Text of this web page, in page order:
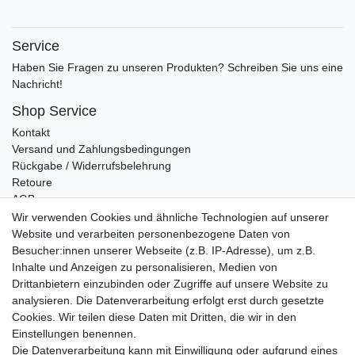
Service
Haben Sie Fragen zu unseren Produkten? Schreiben Sie uns eine
Nachricht!
Shop Service
Kontakt
Versand und Zahlungsbedingungen
Rückgabe / Widerrufsbelehrung
Retoure
AGB
Vertrag widerrufen
Informationen
Datenschutz
Impressum
Wir verschicken klimaneutral mit DPD
Wir verwenden Cookies und ähnliche Technologien auf unserer
Website und verarbeiten personenbezogene Daten von
Besucher:innen unserer Webseite (z.B. IP-Adresse), um z.B.
Inhalte und Anzeigen zu personalisieren, Medien von
Drittanbietern einzubinden oder Zugriffe auf unsere Website zu
analysieren. Die Datenverarbeitung erfolgt erst durch gesetzte
Cookies. Wir teilen diese Daten mit Dritten, die wir in den
Einstellungen benennen.
Die Datenverarbeitung kann mit Einwilligung oder aufgrund eines